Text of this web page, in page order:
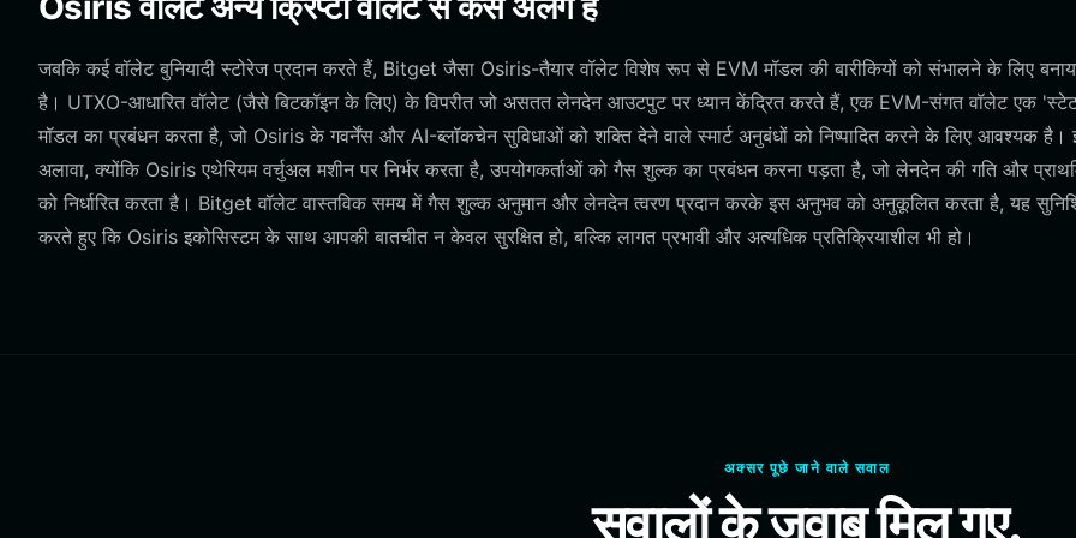
जबकि कई वॉलेट बुनियादी स्टोरेज प्रदान करते हैं, Bitget जैसा Osiris-तैयार वॉलेट विशेष रूप से EVM मॉडल की बारीकियों को संभालने के लिए
है। UTXO-आधारित वॉलेट (जैसे बिटकॉइन के लिए) के विपरीत जो असतत लेनदेन आउटपुट पर ध्यान केंद्रित करते हैं, एक EVM-संगत वॉलेट एक
मॉडल का प्रबंधन करता है, जो Osiris के गवर्नेंस और AI-ब्लॉकचेन सुविधाओं को शक्ति देने वाले स्मार्ट अनुबंधों को निष्पादित करने के लिए आवश्यक
अलावा, क्योंकि Osiris एथेरियम वर्चुअल मशीन पर निर्भर करता है, उपयोगकर्ताओं को गैस शुल्क का प्रबंधन करना पड़ता है, जो लेनदेन की गति और
को निर्धारित करता है। Bitget वॉलेट वास्तविक समय में गैस शुल्क अनुमान और लेनदेन त्वरण प्रदान करके इस अनुभव को अनुकूलित करता है, यह
करते हुए कि Osiris इकोसिस्टम के साथ आपकी बातचीत न केवल सुरक्षित हो, बल्कि लागत प्रभावी और अत्यधिक प्रतिक्रियाशील भी हो।
अक्सर पूछे जाने वाले सवाल
सवालों के जवाब मिल गए.